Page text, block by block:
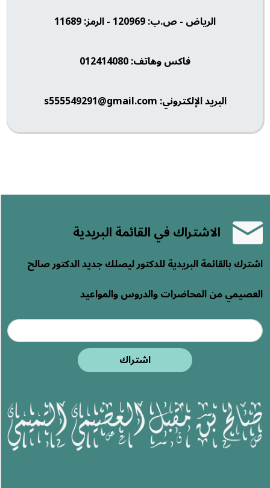
الرياض - ص.ب: 120969 - الرمز: 11689
فاكس وهاتف: 012414080
البريد الإلكتروني: s555549291@gmail.com
الاشتراك في القائمة البريدية
اشترك بالقائمة البريدية للدكتور ليصلك جديد الدكتور صالح
العصيمي من المحاضرات والدروس والمواعيد
اشتراك